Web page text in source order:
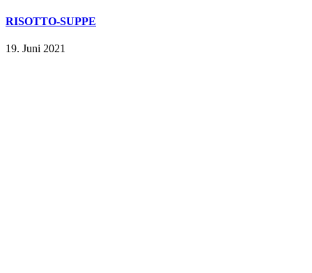
RISOTTO-SUPPE
19. Juni 2021